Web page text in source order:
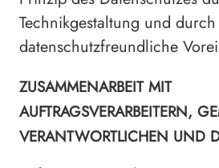
Technikgestaltung und durch
datenschutzfreundliche
ZUSAMMENARBEIT MIT
AUFTRAGSVERARBEITERN,
VERANTWORTLICHEN UND